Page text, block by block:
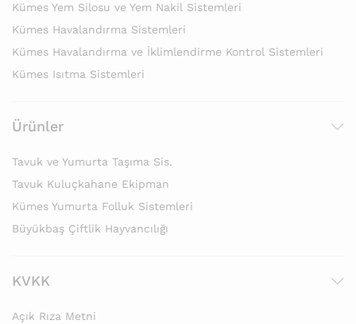
Kümes Yem Silosu ve Yem Nakil Sistemleri
Kümes Havalandırma Sistemleri
Kümes Havalandırma ve İklimlendirme Kontrol Sistemleri
Kümes Isıtma Sistemleri
Ürünler
Tavuk ve Yumurta Taşıma Sis.
Tavuk Kuluçkahane Ekipman
Kümes Yumurta Folluk Sistemleri
Büyükbaş Çiftlik Hayvancılığı
KVKK
Açık Rıza Metni